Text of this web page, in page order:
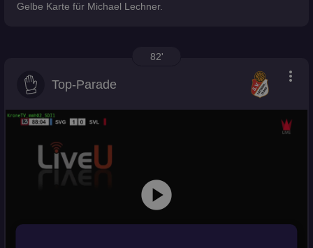
Gelbe Karte für Michael Lechner.
82'
Top-Parade more_vert
play_circle